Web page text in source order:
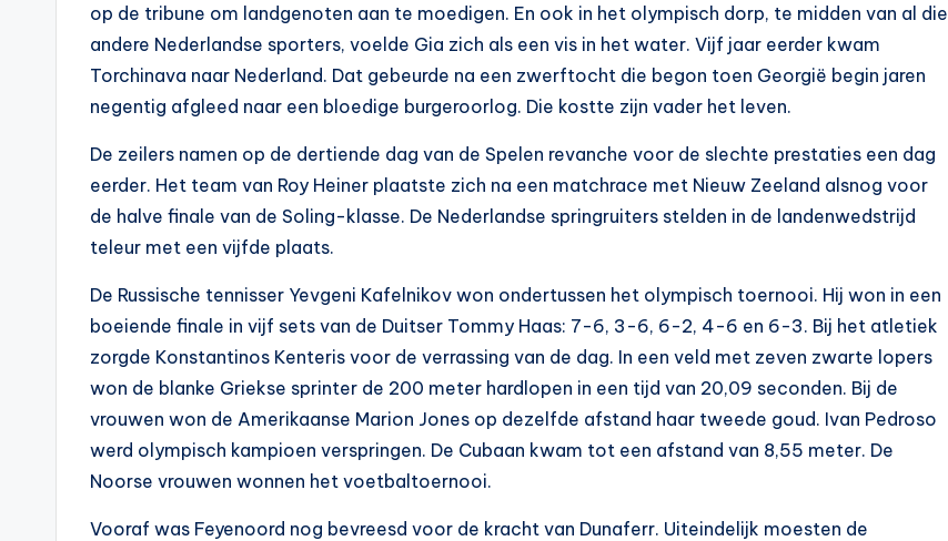
op de tribune om landgenoten aan te moedigen. En ook in het olympisch dorp, te midden van al die
andere Nederlandse sporters, voelde Gia zich als een vis in het water. Vijf jaar eerder kwam
Torchinava naar Nederland. Dat gebeurde na een zwerftocht die begon toen Georgië begin jaren
negentig afgleed naar een bloedige burgeroorlog. Die kostte zijn vader het leven.
De zeilers namen op de dertiende dag van de Spelen revanche voor de slechte prestaties een dag
eerder. Het team van Roy Heiner plaatste zich na een matchrace met Nieuw Zeeland alsnog voor
de halve finale van de Soling-klasse. De Nederlandse springruiters stelden in de landenwedstrijd
teleur met een vijfde plaats.
De Russische tennisser Yevgeni Kafelnikov won ondertussen het olympisch toernooi. Hij won in een
boeiende finale in vijf sets van de Duitser Tommy Haas: 7-6, 3-6, 6-2, 4-6 en 6-3. Bij het atletiek
zorgde Konstantinos Kenteris voor de verrassing van de dag. In een veld met zeven zwarte lopers
won de blanke Griekse sprinter de 200 meter hardlopen in een tijd van 20,09 seconden. Bij de
vrouwen won de Amerikaanse Marion Jones op dezelfde afstand haar tweede goud. Ivan Pedroso
werd olympisch kampioen verspringen. De Cubaan kwam tot een afstand van 8,55 meter. De
Noorse vrouwen wonnen het voetbaltoernooi.
Vooraf was Feyenoord nog bevreesd voor de kracht van Dunaferr. Uiteindelijk moesten de